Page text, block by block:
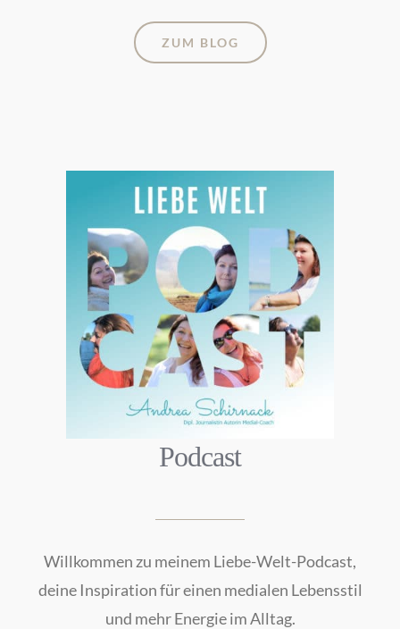
ZUM BLOG
Podcast
Willkommen zu meinem Liebe-Welt-Podcast,
deine Inspiration für einen medialen Lebensstil
und mehr Energie im Alltag.